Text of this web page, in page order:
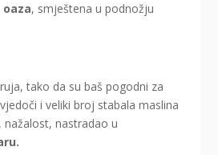
, smještena u podnožju
tako da su baš pogodni za
i veliki broj stabala maslina
nastradao u